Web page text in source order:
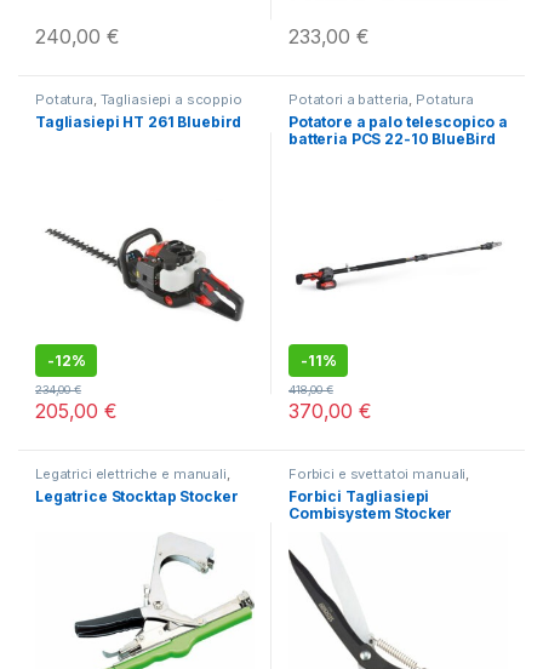
240,00€ 233,00€
Potatura, Tagliasiepi a scoppio
Tagliasiepi HT 261 Bluebird
-12%
205,00€
234,00€
Potatori a batteria, Potatura
Potatore a palo telescopico a
batteria PCS 22-10 BlueBird
-11%
370,00€
418,00€
Legatrici elettriche e manuali,
Potatura
Legatrice Stocktap Stocker
Forbici e svettatoi manuali,
Potatura
Forbici Tagliasiepi
Combisystem Stocker